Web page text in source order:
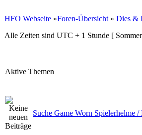
HFO Webseite »Foren-Übersicht » Dies &
Alle Zeiten sind UTC + 1 Stunde [
Aktive Themen
Suche Game Worn Spielerhelme /